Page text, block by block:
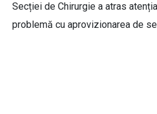
Secției de Chirurgie a atras
problemă cu aprovizionarea de